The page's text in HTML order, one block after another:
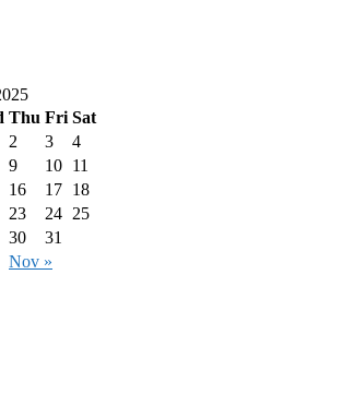
Thu Fri Sat
Nov »
2 3
4
9 10 11
16 17 18
23 24 25
30 31